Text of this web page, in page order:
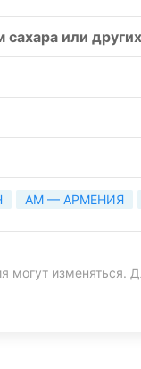
или
AM — АРМЕНИЯ
изменяться.